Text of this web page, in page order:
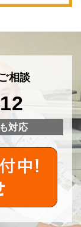
相談
対応